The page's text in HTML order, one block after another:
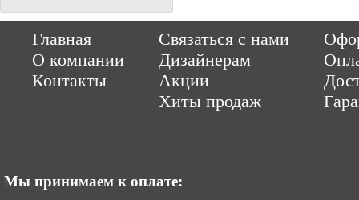
Главная
О компании
Контакты
Связаться с нами
Дизайнерам
Акции
Хиты продаж
Мы принимаем к оплате:
ItCompany Продвижение сайтов by «ВзлЁт»